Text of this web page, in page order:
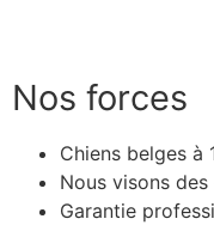
Nos forces
Chiens belges à
Nous visons
Garantie